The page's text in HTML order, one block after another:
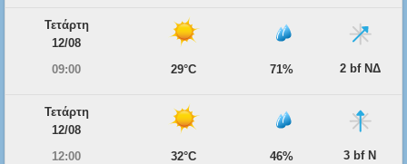
Τετάρτη
12/08
09:00
29°C 71% 2 bf ΝΔ
Τετάρτη
12/08
12:00
32°C 46% 3 bf Ν